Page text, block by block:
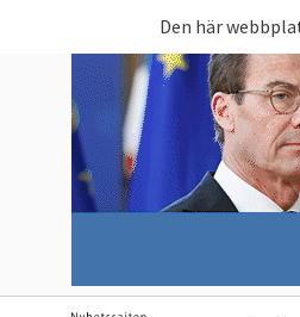
Den här